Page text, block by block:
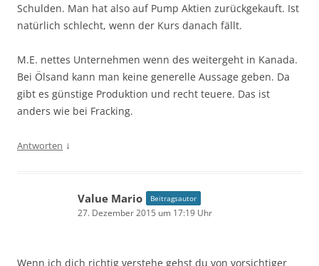
Schulden. Man hat also auf Pump Aktien zurückgekauft. Ist
natürlich schlecht, wenn der Kurs danach fällt.
M.E. nettes Unternehmen wenn des weitergeht in Kanada.
Bei Ölsand kann man keine generelle Aussage geben. Da
gibt es günstige Produktion und recht teuere. Das ist
anders wie bei Fracking.
Antworten ↓
Value Mario Beitragsautor
27. Dezember 2015 um 17:19 Uhr
Wenn ich dich richtig verstehe gehst du von vorsichtiger